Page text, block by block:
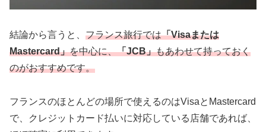
結論から言うと、 フランス旅行では「Visaまたは
Mastercard」を中心に、「JCB」もあわせて持っておく
のがおすすめです。
フランスのほとんどの場所で使えるのはVisaとMastercard
で、クレジットカード払いに対応している店舗であれば、